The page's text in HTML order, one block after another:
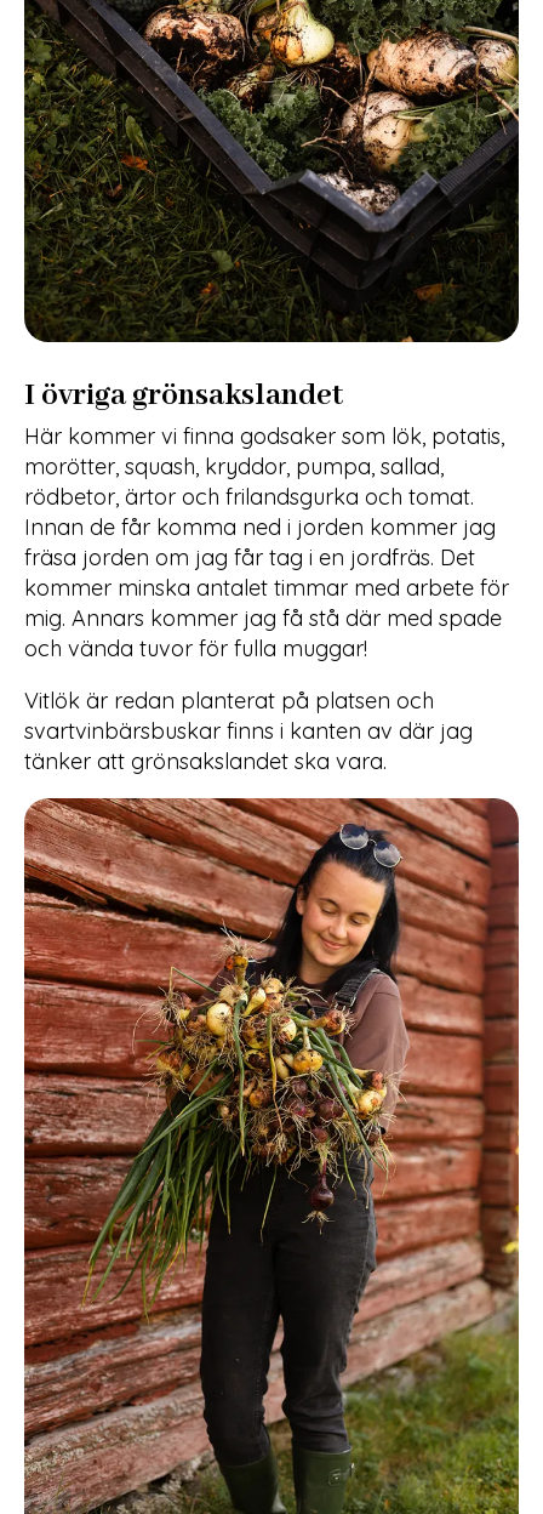
I övriga grönsakslandet
Här kommer vi finna godsaker som lök, potatis,
morötter, squash, kryddor, pumpa, sallad,
rödbetor, ärtor och frilandsgurka och tomat.
Innan de får komma ned i jorden kommer jag
fräsa jorden om jag får tag i en jordfräs. Det
kommer minska antalet timmar med arbete för
mig. Annars kommer jag få stå där med spade
och vända tuvor för fulla muggar!
Vitlök är redan planterat på platsen och
svartvinbärsbuskar finns i kanten av där jag
tänker att grönsakslandet ska vara.